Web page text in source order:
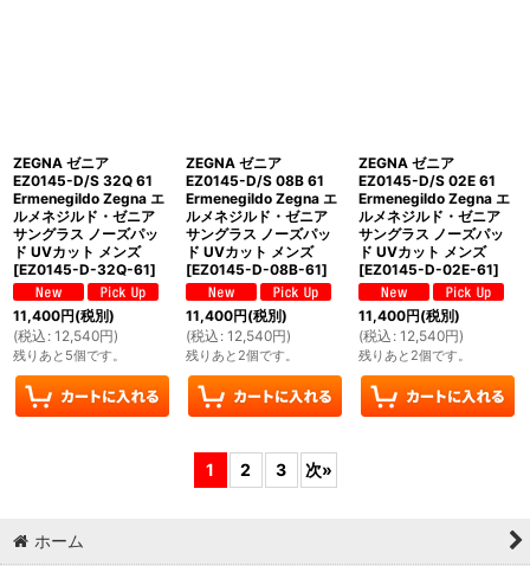
ZEGNA ゼニア
EZ0145-D/S 32Q 61
Ermenegildo Zegna エ
ルメネジルド・ゼニア
サングラス ノーズパッ
ド UVカット メンズ
[EZ0145-D-32Q-61]
11,400円(税別)
(税込 : 12,540円)
残りあと5個です。
ZEGNA ゼニア
EZ0145-D/S 08B 61
Ermenegildo Zegna エ
ルメネジルド・ゼニア
サングラス ノーズパッ
ド UVカット メンズ
[EZ0145-D-08B-61]
11,400円(税別)
(税込 : 12,540円)
残りあと2個です。
ZEGNA ゼニア
EZ0145-D/S 02E 61
Ermenegildo Zegna エ
ルメネジルド・ゼニア
サングラス ノーズパッ
ド UVカット メンズ
[EZ0145-D-02E-61]
11,400円(税別)
(税込 : 12,540円)
残りあと2個です。
1 2 3 次»
ホーム